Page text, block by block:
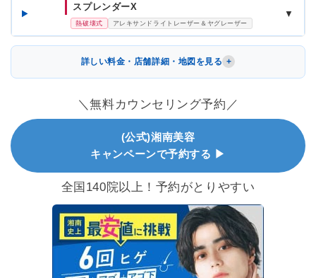
スプレンダーX
熱破壊式 アレキサンドライトレーザー＆ヤグレーザー
▼
詳しい料金・店舗詳細・地図を見る
＼無料カウンセリング予約／
(公式)湘南美容
キャンペーンで予約する ▶
全国140院以上！予約がとりやすい